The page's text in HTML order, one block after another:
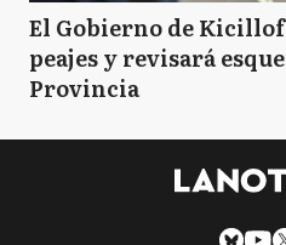
El Gobierno de
peajes y revisará
Provincia